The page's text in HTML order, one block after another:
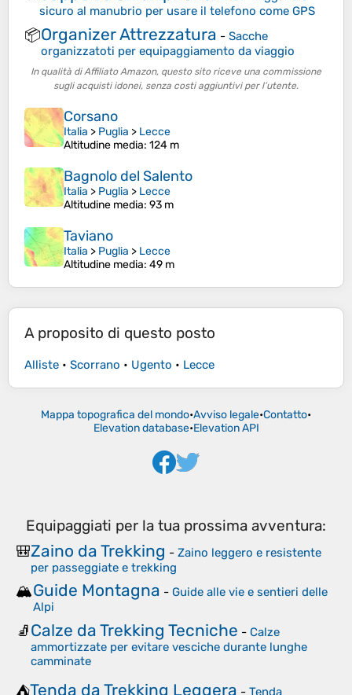
sicuro al manubrio per usare il telefono come GPS
📦Organizer Attrezzatura - Sacche
organizzatoti per equipaggiamento da viaggio
In qualità di Affiliato Amazon, questo sito riceve una commissione
sugli acquisti idonei, senza costi aggiuntivi per l’utente.
Corsano
Italia > Puglia > Lecce
Altitudine media: 124 m
Bagnolo del Salento
Italia > Puglia > Lecce
Altitudine media: 93 m
Taviano
Italia > Puglia > Lecce
Altitudine media: 49 m
A proposito di questo posto
Alliste • Scorrano • Ugento • Lecce
Mappa topografica del mondo•Avviso legale•Contatto•
Elevation database•Elevation API
Equipaggiati per la tua prossima avventura:
🎒Zaino da Trekking - Zaino leggero e resistente
per passeggiate e trekking
🏔️Guide Montagna - Guide alle vie e sentieri delle
Alpi
🧦Calze da Trekking Tecniche - Calze
ammortizzate per evitare vesciche durante lunghe
camminate
⛺Tenda da Trekking Leggera - Tenda